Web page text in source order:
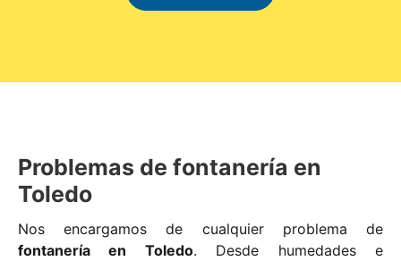
Problemas de fontanería en
Toledo
Nos encargamos de cualquier problema de
fontanería en Toledo. Desde humedades e